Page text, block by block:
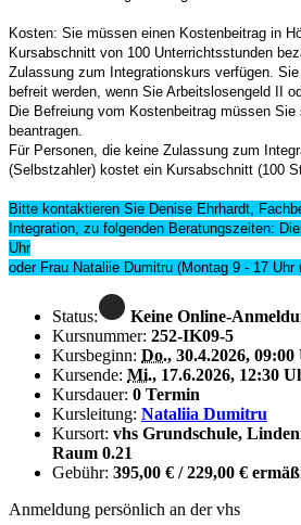
Kosten: Sie müssen einen Kostenbeitrag in
Kursabschnitt von 100 Unterrichtsstunden
Zulassung zum Integrationskurs verfügen.
befreit werden, wenn Sie Arbeitslosengeld II
Die Befreiung vom Kostenbeitrag müssen
beantragen.
Für Personen, die keine Zulassung zum
(Selbstzahler) kostet ein Kursabschnitt (100
Bitte kontaktieren Sie Denise Ehrhardt,
Integration, zu folgenden Beratungszeiten:
Uhr
oder Frau Nataliie Dumitru (Montag 9 - 17 Uhr
Status:
Keine Online-
Kursnummer: 252-IK09-5
Kursbeginn: Do., 30.4.2026,
Kursende: Mi., 17.6.2026, 12:30
Kursdauer: 0 Termin
Kursleitung: Nataliia Dumitru
Kursort: vhs Grundschule,
Raum 0.21
Gebühr: 395,00 € / 229,00 €
Anmeldung persönlich an der vhs